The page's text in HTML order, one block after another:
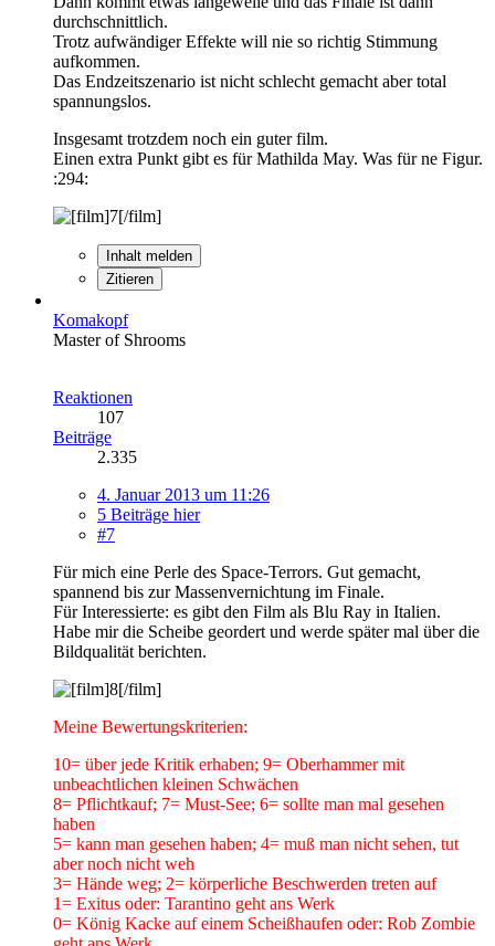
durchschnittlich.
Trotz aufwändiger Effekte will nie so richtig Stimmung
aufkommen.
Das Endzeitszenario ist nicht schlecht gemacht aber total
spannungslos.
Insgesamt trotzdem noch ein guter film.
Einen extra Punkt gibt es für Mathilda May. Was für ne Figur.
:294:
Inhalt melden
Zitieren
Komakopf
Master of Shrooms
Reaktionen
107
Beiträge
2.335
4. Januar 2013 um 11:26
5 Beiträge hier
#7
Für mich eine Perle des Space-Terrors. Gut gemacht,
spannend bis zur Massenvernichtung im Finale.
Für Interessierte: es gibt den Film als Blu Ray in Italien.
Habe mir die Scheibe geordert und werde später mal über die
Bildqualität berichten.
Meine Bewertungskriterien:
10= über jede Kritik erhaben; 9= Oberhammer mit
unbeachtlichen kleinen Schwächen
8= Pflichtkauf; 7= Must-See; 6= sollte man mal gesehen
haben
5= kann man gesehen haben; 4= muß man nicht sehen, tut
aber noch nicht weh
3= Hände weg; 2= körperliche Beschwerden treten auf
1= Exitus oder: Tarantino geht ans Werk
0= König Kacke auf einem Scheißhaufen oder: Rob Zombie